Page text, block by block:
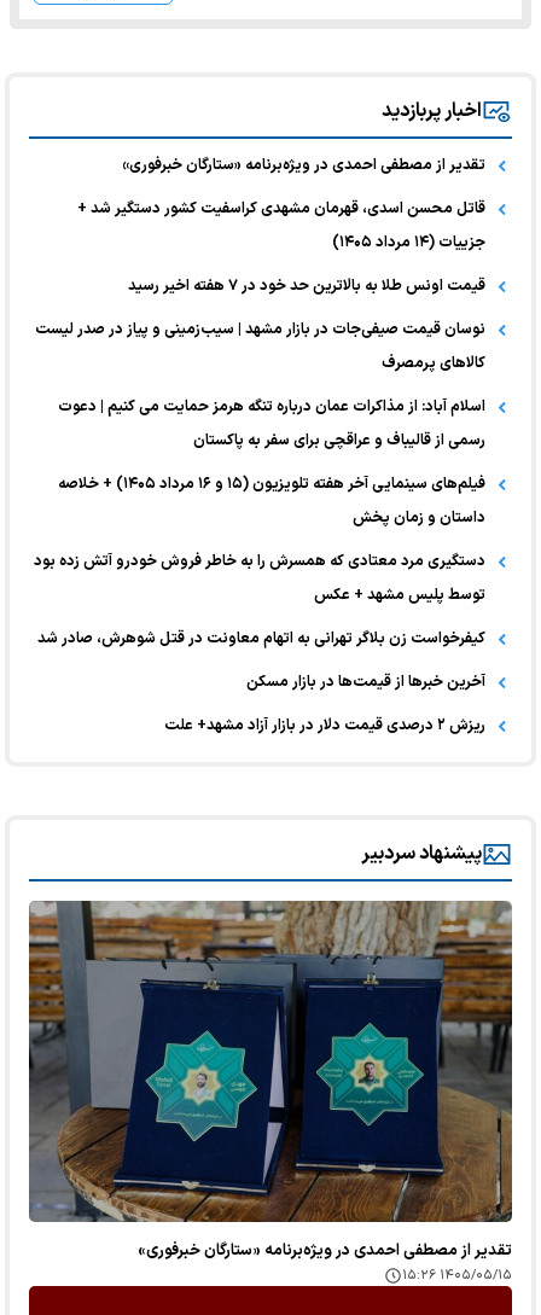
اخبار پربازدید
تقدیر از مصطفی احمدی در ویژه‌برنامه «ستارگان خبرفوری»
قاتل محسن اسدی، قهرمان مشهدی کراسفیت کشور دستگیر شد +
جزییات (۱۴ مرداد ۱۴۰۵)
قیمت اونس طلا به بالاترین حد خود در ۷ هفته اخیر رسید
نوسان قیمت صیفی‌جات در بازار مشهد | سیب‌زمینی و پیاز در صدر لیست
کالا‌های پرمصرف
اسلام آباد: از مذاکرات عمان درباره تنگه هرمز حمایت می کنیم | دعوت
رسمی از قالیباف و عراقچی برای سفر به پاکستان
فیلم‌های سینمایی آخر هفته تلویزیون (۱۵ و ۱۶ مرداد ۱۴۰۵) + خلاصه
داستان و زمان پخش
دستگیری مرد معتادی که همسرش را به خاطر فروش خودرو آتش زده بود
توسط پلیس مشهد + عکس
کیفرخواست زن بلاگر تهرانی به اتهام معاونت در قتل شوهرش، صادر شد
آخرین خبر‌ها از قیمت‌ها در بازار مسکن
ریزش ۲ درصدی قیمت دلار در بازار آزاد مشهد+ علت
پیشنهاد سردبیر
تقدیر از مصطفی احمدی در ویژه‌برنامه «ستارگان خبرفوری»
۱۴۰۵/۰۵/۱۵ ۱۵:۲۶